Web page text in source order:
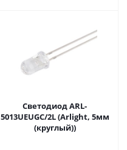
Светодиод ARL-
5013UEUGC/2L (Arlight, 5мм
(круглый))